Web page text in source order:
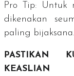
Pro Tip: Untuk
dikenakan
paling bijaksana.
PASTIKAN
KEASLIAN